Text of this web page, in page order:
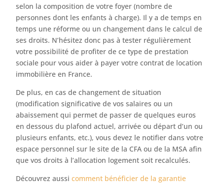
selon la composition de votre foyer (nombre de
personnes dont les enfants à charge). Il y a de temps en
temps une réforme ou un changement dans le calcul de
ses droits. N’hésitez donc pas à tester régulièrement
votre possibilité de profiter de ce type de prestation
sociale pour vous aider à payer votre contrat de location
immobilière en France.
De plus, en cas de changement de situation
(modification significative de vos salaires ou un
abaissement qui permet de passer de quelques euros
en dessous du plafond actuel, arrivée ou départ d’un ou
plusieurs enfants, etc.), vous devez le notifier dans votre
espace personnel sur le site de la CFA ou de la MSA afin
que vos droits à l’allocation logement soit recalculés.
Découvrez aussicomment bénéficier de la garantie